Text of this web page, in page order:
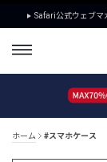
Safari公式ウェブマ
ホーム #スマホケース